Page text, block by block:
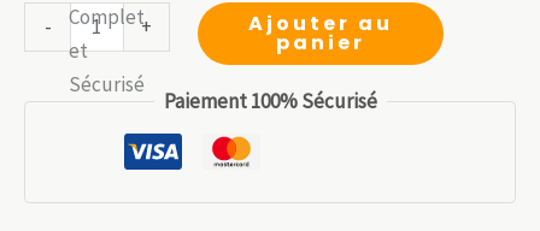
initial actuel
est :
-
quantité
de
Marteau
+ Ajouter au
panier
Paiement 100% Sécurisé